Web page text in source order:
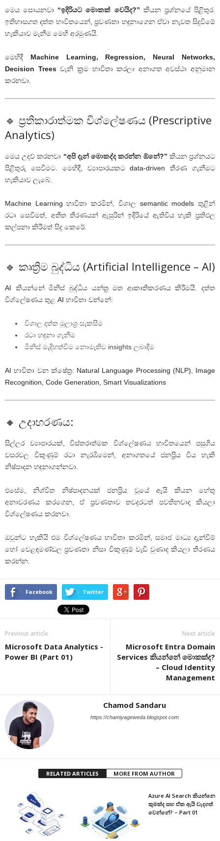
මෙය සොයනවා “ඉදිරියට මොකක් වෙයිද?” කියන ප්‍රශ්නයේ පිළිතුර.
ඉතිහාසගත දත්ත භාවිතයෙන්, ප්‍රවණතා හඳුනාගෙන ඒවා නැවත සිදුවීමේ
හැකියාව මැනීම මෙහි අරමුණයි.
මෙහිදී Machine Learning, Regression, Neural Networks,
Decision Treesවැනි ක්‍රම භාවිතා කරලා අනාගත අවස්ථා අනුමාන
කරනවා.
🔹 ප්‍රතිකාරාත්මක විශ්ලේෂණය (Prescriptive
Analytics)
මෙය උදව් කරනවා “අපි දැන් මොකද්ද කරන්න ඕනේ?” කියන ප්‍රශ්නයට
පිළිතුරු සෙවීමට. මෙහිදී, ව්‍යාපාරයකට data-driven තීරණ ගැනීමට
හැකියාව ලැබේ.
Machine Learning භාවිතා කරමින්, විශාල semantic models තුළින්
රටා සෙවීමත්, අතීත තීරණයන් ඇසුරින් ඉදිරියේ ඇතිවිය හැකි ප්‍රතිඵල
කල්පනා කිරීමත් සිදු කෙරේ.
🔹 කෘත්‍රිම බුද්ධිය (Artificial Intelligence – AI)
AI කියන්නේ මිනිස් බුද්ධිය යන්ත්‍ර මත ආකෘතිකරණය කිරීමයි. දත්ත
විශ්ලේෂණය තුළ AI භාවිතා වන්නේ:
විශාල දත්ත මූලාශ්‍ර සැකසීම
රටා හඳුනා ගැනීම
මිනිස් මැදිහත්වීම නොමැතිව insights ලබාදීම
AI භාවිතා වන ක්ෂේත්‍ර: Natural Language Processing (NLP), Image
Recognition, Code Generation, Smart Visualizations
🔸 උදාහරණය:
සිල්ලර ව්‍යාපාරයක්, විස්තරාත්මක විශ්ලේෂණය භාවිතයෙන් පසුගිය
වසරවල විකුණුම් රටා නැරඹීමෙන්, අනාගතයේ ජනප්‍රිය විය හැකි
නිෂ්පාදන හඳුනාගන්නවා.
එසේම, නිශ්චිත නිෂ්පාදනයක් ජනප්‍රිය වූයේ ඇයි කියන හේතු
අනාවරණය කරගෙන, ඒ ප්‍රවණතාව තවදුරටත් පවතිනවාද කියලා
විශ්ලේෂණය කරනවා.
ඔවුන්ට හැකියි එම විශ්ලේෂණය භාවිතා කරමින්, සමාජ මාධ්‍ය දැන්වීම්
හෝ වෙළඳමණ්ඩල ප්‍රවණතා නිසා විකුණුම් වැඩි වුණාද කියලා තීරණය
කරන්න.
Facebook Twitter
Previous article
Microsoft Data Analytics -
Power BI (Part 01)
Next article
Microsoft Entra Domain
Services කියන්නේ මොකක්ද?
– Cloud Identity
Management
Chamod Sandaru
https://chamiyageweda.blogspot.com
RELATED ARTICLES MORE FROM AUTHOR
Azure AI Search කියන්නෙ
කුමක්ද සහ ඒක ඇයි වැදගත්
වෙන්නේ? – Part 01